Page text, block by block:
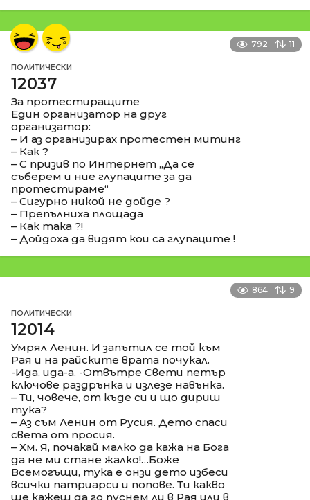
792 11
ПОЛИТИЧЕСКИ
12037
За протестиращите
Един организатор на друг
организатор:
– И аз организирах протестен митинг
– Как ?
– С призив по Интернет „Да се
съберем и ние глупаците за да
протестираме“
– Сигурно никой не дойде ?
– Препълниха площада
– Как така ?!
– Дойдоха да видят кои са глупаците !
864 9
ПОЛИТИЧЕСКИ
12014
Умрял Ленин. И запътил се той към
Рая и на райските врата почукал.
-Ида, ида-а. -Отвътре Свети петър
ключове раздрънка и излезе навънка.
– Ти, човече, от къде си и що дириш
тука?
– Аз съм Ленин от Русия. Дето спаси
света от просия.
– Хм. Я, почакай малко да кажа на Бога
да не ми стане жалко!…Боже
Всемогъщи, тука е онзи дето избеси
всички патриарси и попове. Ти какво
ще кажеш да го пуснем ли в Рая или в